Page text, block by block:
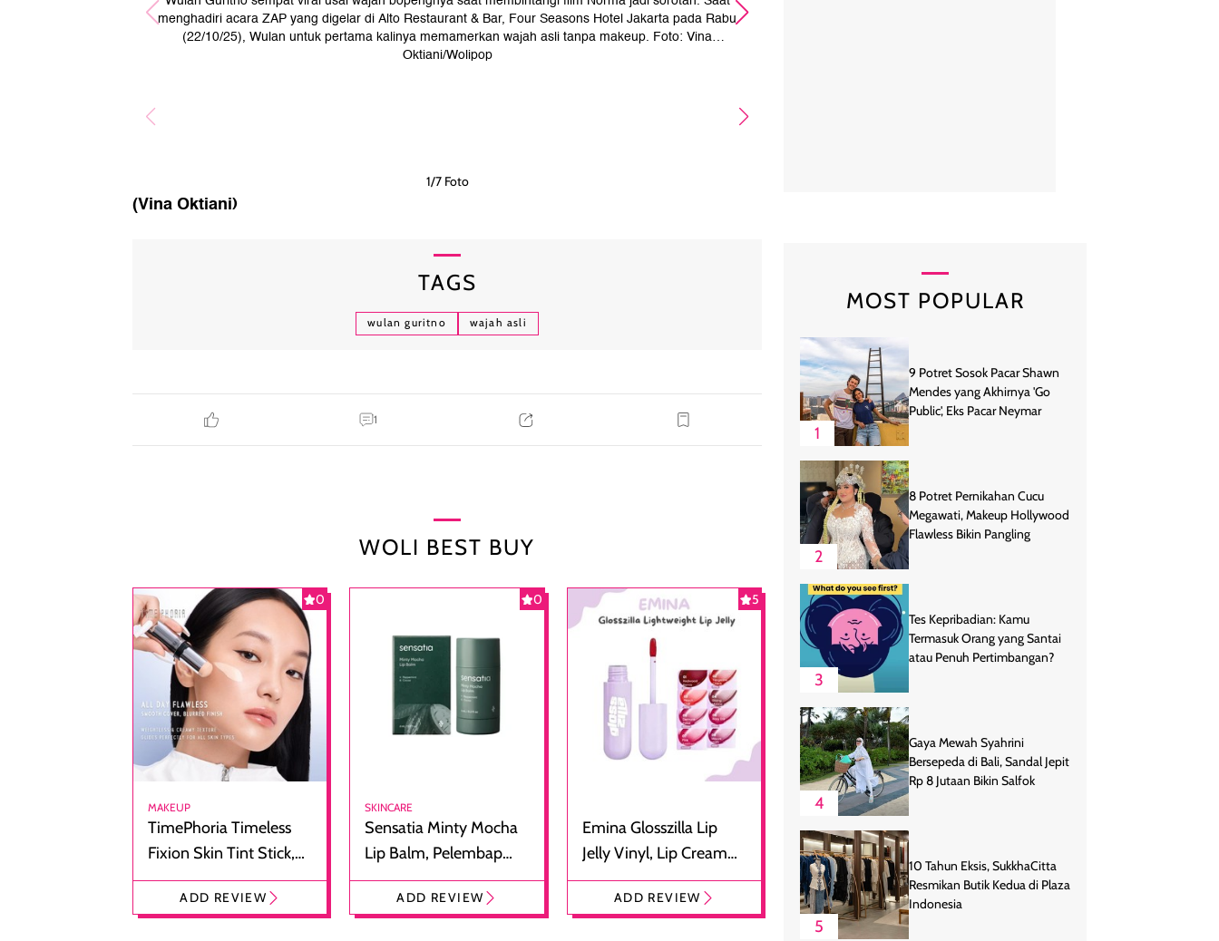
menghadiri acara ZAP yang digelar di Alto Restaurant & Bar, Four Seasons Hotel Jakarta pada Rabu
(22/10/25), Wulan untuk pertama kalinya memamerkan wajah asli tanpa makeup. Foto: Vina
Oktiani/Wolipop
1/7 Foto
(Vina Oktiani)
TAGS
wulan guritno wajah asli
1
WOLI BEST BUY
0
MAKEUP
TimePhoria Timeless
Fixion Skin Tint Stick,
Foundation dan
Concealer 2-in-1
ADD REVIEW
0
SKINCARE
Sensatia Minty Mocha
Lip Balm, Pelembap
Bibir dengan Aroma
CokelatADD REVIEW
5
Emina Glosszilla Lip
Jelly Vinyl, Lip Cream
Glossy Ringan dengan
Efek Bibir Plumpy
ADD REVIEW
MOST POPULAR
1
9 Potret Sosok Pacar Shawn
Mendes yang Akhirnya 'Go
Public', Eks Pacar Neymar
2
8 Potret Pernikahan Cucu
Megawati, Makeup Hollywood
Flawless Bikin Pangling
3
Tes Kepribadian: Kamu
Termasuk Orang yang Santai
atau Penuh Pertimbangan?
4
Gaya Mewah Syahrini
Bersepeda di Bali, Sandal Jepit
Rp 8 Jutaan Bikin Salfok
5
10 Tahun Eksis, SukkhaCitta
Resmikan Butik Kedua di Plaza
Indonesia